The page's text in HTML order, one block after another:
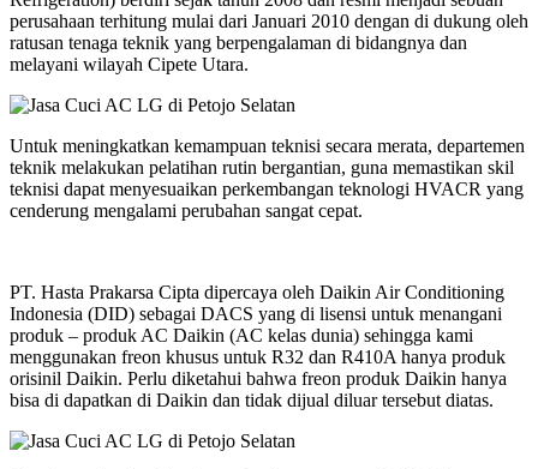
perusahaan terhitung mulai dari Januari 2010 dengan di dukung oleh
ratusan tenaga teknik yang berpengalaman di bidangnya dan
melayani wilayah Cipete Utara.
Untuk meningkatkan kemampuan teknisi secara merata, departemen
teknik melakukan pelatihan rutin bergantian, guna memastikan skil
teknisi dapat menyesuaikan perkembangan teknologi HVACR yang
cenderung mengalami perubahan sangat cepat.
PT. Hasta Prakarsa Cipta dipercaya oleh Daikin Air Conditioning
Indonesia (DID) sebagai DACS yang di lisensi untuk menangani
produk – produk AC Daikin (AC kelas dunia) sehingga kami
menggunakan freon khusus untuk R32 dan R410A hanya produk
orisinil Daikin. Perlu diketahui bahwa freon produk Daikin hanya
bisa di dapatkan di Daikin dan tidak dijual diluar tersebut diatas.